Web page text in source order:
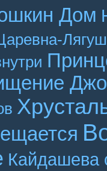
Дом
Кайдашева